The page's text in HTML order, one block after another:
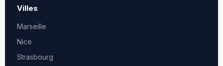
Villes
Marseille
Nice
Strasbourg